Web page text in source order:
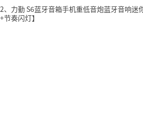
2、力勤 S6蓝牙音箱手机重低音炮蓝牙音响
+节奏闪灯】